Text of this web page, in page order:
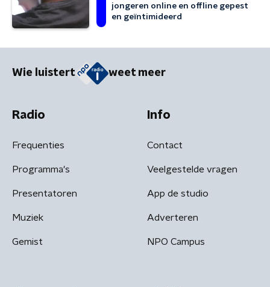
jongeren online en offline gepest
en geïntimideerd
Wie luistert weet meer
Radio
Frequenties
Programma's
Presentatoren
Muziek
Gemist
Info
Contact
Veelgestelde vragen
App de studio
Adverteren
NPO Campus